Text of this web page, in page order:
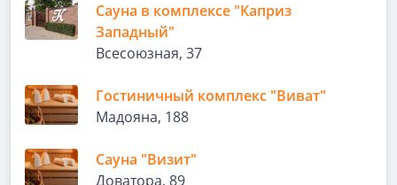
Сауна в комплексе "Каприз
Западный"
Всесоюзная, 37
Гостиничный комплекс "Виват"
Мадояна, 188
Сауна "Визит"
Доватора, 89